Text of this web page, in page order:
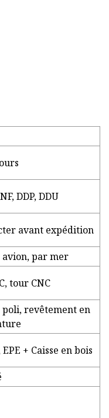
DDP, DDU
avant expédition
avion, par mer
tour CNC
revêtement en
+ Caisse en bois